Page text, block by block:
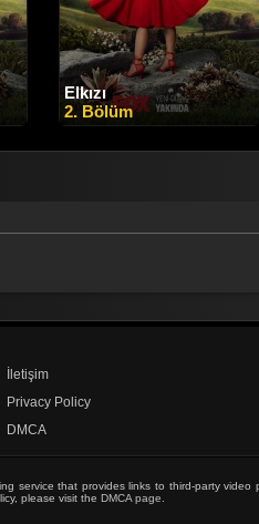
Elkızı
2. Bölüm
İletişim
Privacy Policy
DMCA
service that provides links to third-party video
please visit the DMCA page.